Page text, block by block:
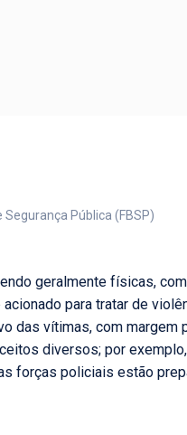
Pública (FBSP)
geralmente físicas,
para tratar de
das vítimas, com margem
diversos; por
forças policiais estão